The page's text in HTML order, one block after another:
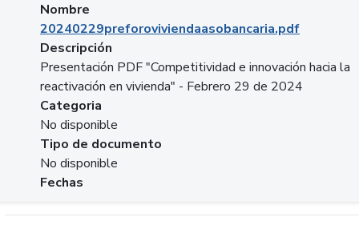
Nombre
20240229preforoviviendaasobancaria.pdf
Descripción
Presentación PDF "Competitividad e innovación hacia la
reactivación en vivienda" - Febrero 29 de 2024
Categoria
No disponible
Tipo de documento
No disponible
Fechas